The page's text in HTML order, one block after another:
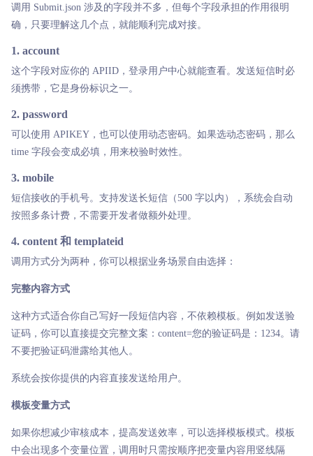
调用 Submit.json 涉及的字段并不多，但每个字段承担的作用很明
确，只要理解这几个点，就能顺利完成对接。
1. account
这个字段对应你的 APIID，登录用户中心就能查看。发送短信时必
须携带，它是身份标识之一。
2. password
可以使用 APIKEY，也可以使用动态密码。如果选动态密码，那么
time 字段会变成必填，用来校验时效性。
3. mobile
短信接收的手机号。支持发送长短信（500 字以内），系统会自动
按照多条计费，不需要开发者做额外处理。
4. content 和 templateid
调用方式分为两种，你可以根据业务场景自由选择：
完整内容方式
这种方式适合你自己写好一段短信内容，不依赖模板。例如发送验
证码，你可以直接提交完整文案：content=您的验证码是：1234。请
不要把验证码泄露给其他人。
系统会按你提供的内容直接发送给用户。
模板变量方式
如果你想减少审核成本，提高发送效率，可以选择模板模式。模板
中会出现多个变量位置，调用时只需按顺序把变量内容用竖线隔